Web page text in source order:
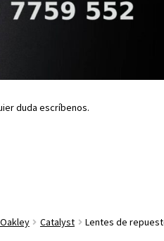
duda escríbenos.
Catalyst Lentes de